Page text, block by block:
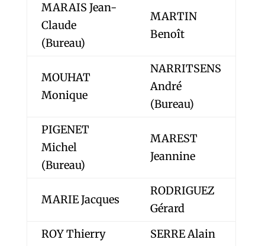
MARAIS Jean-
Claude
(Bureau)
MARTIN
Benoît
MOUHAT
Monique
NARRITSENS
André
(Bureau)
PIGENET
Michel
(Bureau)
MAREST
Jeannine
MARIE Jacques
RODRIGUEZ
Gérard
ROY Thierry
SERRE Alain